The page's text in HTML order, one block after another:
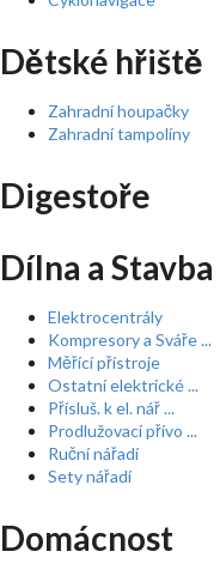
Dětské hřiště
Zahradní houpačky
Zahradní tampolíny
Digestoře
Dílna a Stavba
Elektrocentrály
Kompresory a Sváře ...
Měřící přístroje
Ostatní elektrické ...
Přísluš. k el. nář ...
Prodlužovací přívo ...
Ruční nářadí
Sety nářadí
Domácnost